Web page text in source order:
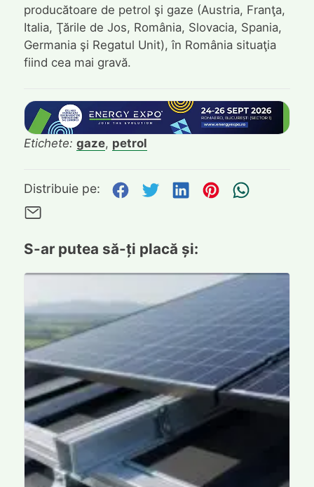
producătoare de petrol şi gaze (Austria, Franţa,
Italia, Ţările de Jos, România, Slovacia, Spania,
Germania şi Regatul Unit), în România situaţia
fiind cea mai gravă.
Etichete: gaze, petrol
Distribuie pe: Distribuie pe Facebook
Distribuie pe
Distribuie pe
Distribuie
S-ar putea să-ți placă și: